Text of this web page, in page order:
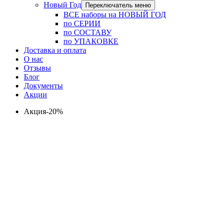
Новый Год
Переключатель меню
ВСЕ наборы на НОВЫЙ ГОД
по СЕРИИ
по СОСТАВУ
по УПАКОВКЕ
Доставка и оплата
О нас
Отзывы
Блог
Документы
Акции
Акция-20%